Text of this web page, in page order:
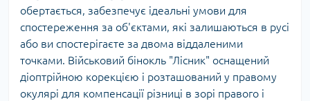
обертається, забезпечує ідеальні умови для
спостереження за об'єктами, які залишаються в русі
або ви спостерігаєте за двома віддаленими
точками. Військовий бінокль "Лісник" оснащений
діоптрійною корекцією і розташований у правому
окулярі для компенсації різниці в зорі правого і